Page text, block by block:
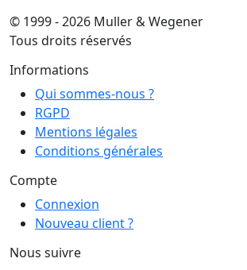
© 1999 - 2026 Muller & Wegener
Tous droits réservés
Informations
Qui sommes-nous ?
RGPD
Mentions légales
Conditions générales
Compte
Connexion
Nouveau client ?
Nous suivre